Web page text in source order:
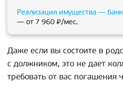
Реализация имущества —
— от 7 960 ₽/мес.
Даже если вы состоите в
с должником, это не дает
требовать от вас погашения